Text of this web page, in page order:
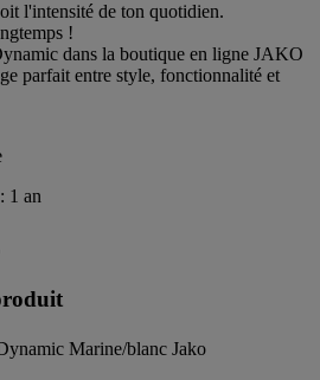
l'intensité de ton quotidien.
!
dans la boutique en ligne JAKO
parfait entre style, fonctionnalité et
1 an
Marine/blanc Jako